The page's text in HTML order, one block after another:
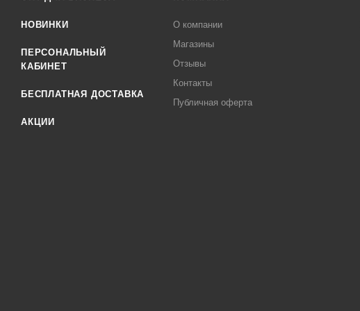
НОВИНКИ
ПЕРСОНАЛЬНЫЙ
КАБИНЕТ
БЕСПЛАТНАЯ ДОСТАВКА
АКЦИИ
О компании
Магазины
Отзывы
Контакты
Публичная оферта